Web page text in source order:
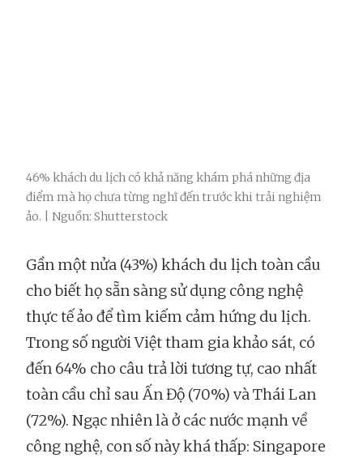
46% khách du lịch có khả năng khám phá những địa
điểm mà họ chưa từng nghĩ đến trước khi trải nghiệm
ảo. | Nguồn: Shutterstock
Gần một nửa (43%) khách du lịch toàn cầu
cho biết họ sẵn sàng sử dụng công nghệ
thực tế ảo để tìm kiếm cảm hứng du lịch.
Trong số người Việt tham gia khảo sát, có
đến 64% cho câu trả lời tương tự, cao nhất
toàn cầu chỉ sau Ấn Độ (70%) và Thái Lan
(72%). Ngạc nhiên là ở các nước mạnh về
công nghệ, con số này khá thấp: Singapore